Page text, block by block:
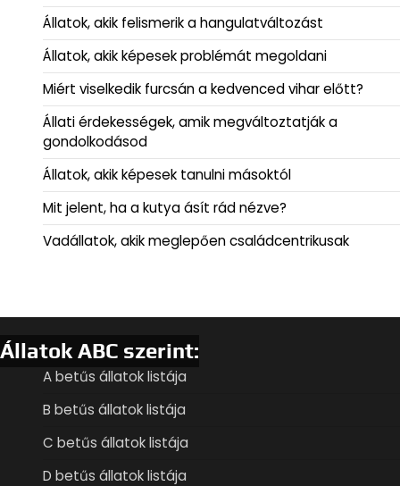
Állatok, akik felismerik a hangulatváltozást
Állatok, akik képesek problémát megoldani
Miért viselkedik furcsán a kedvenced vihar előtt?
Állati érdekességek, amik megváltoztatják a
gondolkodásod
Állatok, akik képesek tanulni másoktól
Mit jelent, ha a kutya ásít rád nézve?
Vadállatok, akik meglepően családcentrikusak
Állatok ABC szerint:
A betűs állatok listája
B betűs állatok listája
C betűs állatok listája
D betűs állatok listája